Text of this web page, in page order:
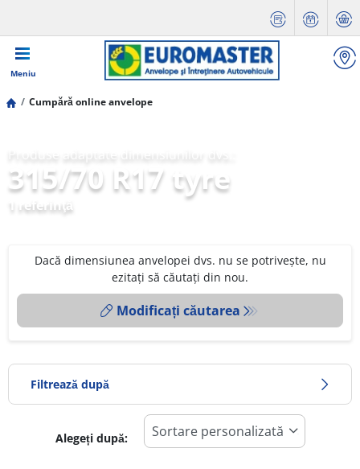
Meniu
Cumpără online anvelope
315/70 R17 tyre
1 referinţă
Dacă dimensiunea anvelopei dvs. nu se potrivește, nu
ezitați să căutați din nou.
Modificați căutarea
Filtrează după
Alegeți după: